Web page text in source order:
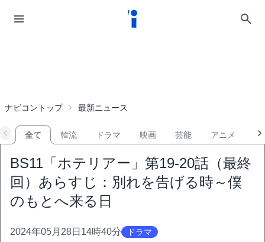
ナビコントップ 最新ニュース
全て 韓流 ドラマ 映画 芸能 アニメ
BS11「ホテリアー」第19-20話（最終
回）あらすじ：別れを告げる時～僕
のもとへ来る日
2024年05月28日14時40分 ドラマ